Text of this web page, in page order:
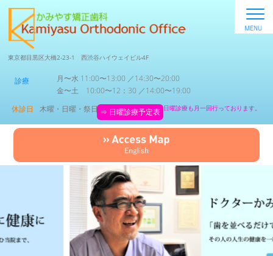
東京都目黒区大橋2-23-1 西渋谷ハイウェイビル4F
診療
月〜水 11:00〜13:00 ／14:30〜20:00
金〜土 10:00〜12：30 ／14:00〜19:00
休診日
木曜・日曜・祭日 ⇒ 日曜診療予定表 日曜診療も月一回行っております。